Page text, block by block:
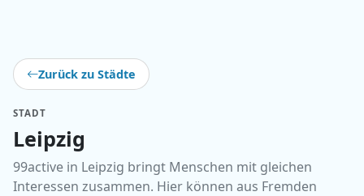
Zurück zu Städte
STADT
Leipzig
99active in Leipzig bringt Menschen mit gleichen
Interessen zusammen. Hier können aus Fremden